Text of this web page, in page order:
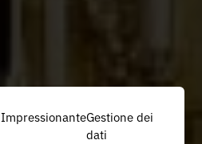
ImpressionanteGestione dei
dati